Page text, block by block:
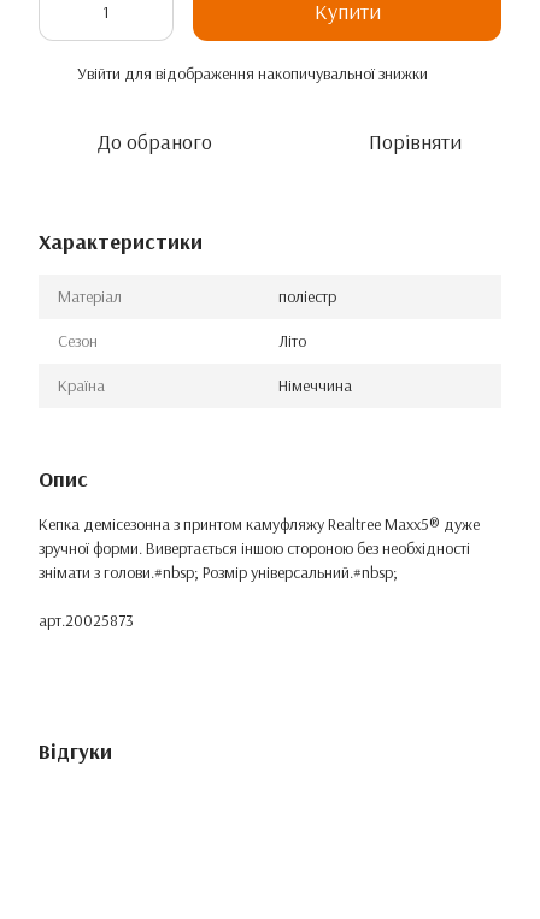
Купити
Увійти для відображення накопичувальної знижки
До обраного Порівняти
Характеристики
Матеріал поліестр
Сезон Літо
Країна Німеччина
Опис
Кепка демісезонна з принтом камуфляжу Realtree Maxx5® дуже
зручної форми. Вивертається іншою стороною без необхідності
знімати з голови.#nbsp; Розмір універсальний.#nbsp;
арт.20025873
Відгуки